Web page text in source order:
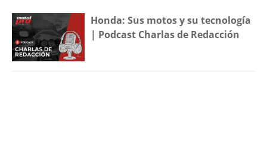
Honda: Sus motos y su tecnología
| Podcast Charlas de Redacción